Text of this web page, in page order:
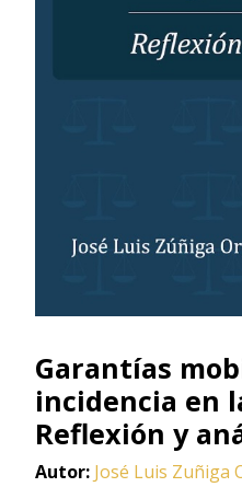
Garantías
incidencia en
Reflexión y
Autor: José Luis Zuñiga